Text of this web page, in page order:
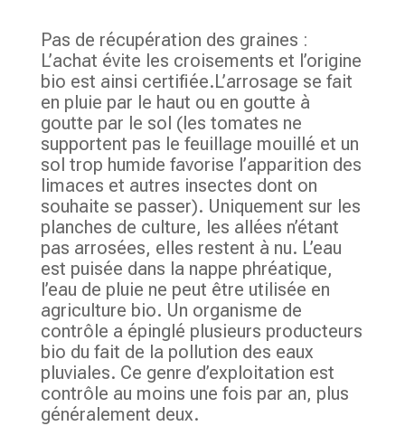
Pas de récupération des graines :
L’achat évite les croisements et l’origine
bio est ainsi certifiée.L’arrosage se fait
en pluie par le haut ou en goutte à
goutte par le sol (les tomates ne
supportent pas le feuillage mouillé et un
sol trop humide favorise l’apparition des
limaces et autres insectes dont on
souhaite se passer). Uniquement sur les
planches de culture, les allées n’étant
pas arrosées, elles restent à nu. L’eau
est puisée dans la nappe phréatique,
l’eau de pluie ne peut être utilisée en
agriculture bio. Un organisme de
contrôle a épinglé plusieurs producteurs
bio du fait de la pollution des eaux
pluviales. Ce genre d’exploitation est
contrôle au moins une fois par an, plus
généralement deux.